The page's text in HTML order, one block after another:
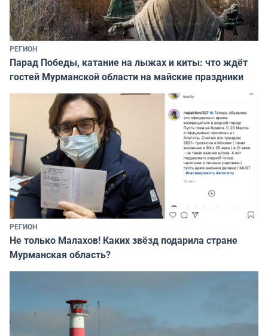
РЕГИОН
Парад Победы, катание на лыжах и киты: что ждёт
гостей Мурманской области на майские праздники
РЕГИОН
Не только Малахов! Каких звёзд подарила стране
Мурманская область?